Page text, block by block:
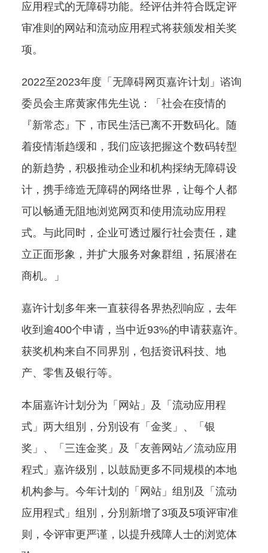
应用程式的无障碍功能。经评估并符合既定评
审准则的网站和流动应用程式将获颁发相关奖
项。
2022至2023年度「无障碍网页嘉许计划」谘询
委员会主席黄家伟先生说：「社会在疫情的
『新常态』下，市民生活已离不开数码化。随
着疫情渐趋缓和，我们应该把握这个数码转型
的新趋势，积极推动企业和机构採纳无障碍设
计，携手缔造无障碍的网络世界，让每个人都
可以畅通无阻地浏览网页和使用流动应用程
式。与此同时，企业可透过履行社会责任，建
立正面形象，并扩大服务对象群组，拓展潜在
商机。」
嘉许计划多年来一直获得各界热烈响应，去年
收到逾400个申请，当中近93%的申请获嘉许。
获奖机构来自不同界別，包括资讯科技、地
产、零售及银行等。
本届嘉许计划分为「网站」及「流动应用程
式」两大组別，分別设有「金奖」、「银
奖」、「三连金奖」及「友善网站／流动应用
程式」嘉许级別，以鼓励更多不同规模的本地
机构参与。今年计划的「网站」组別及「流动
应用程式」组別，分別新增了3项及5项评审准
则，令评审更严谨，以提升残障人士的浏览体